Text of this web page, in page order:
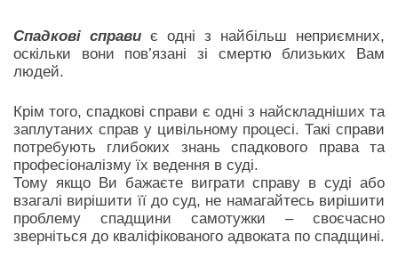
Спадкові справи є одні з найбільш неприємних,
оскільки вони пов’язані зі смертю близьких Вам
людей.
Крім того, спадкові справи є одні з найскладніших та
заплутаних справ у цивільному процесі. Такі справи
потребують глибоких знань спадкового права та
професіоналізму їх ведення в суді.
Тому якщо Ви бажаєте виграти справу в суді або
взагалі вирішити її до суд, не намагайтесь вирішити
проблему спадщини самотужки – своєчасно
зверніться до кваліфікованого адвоката по спадщині.